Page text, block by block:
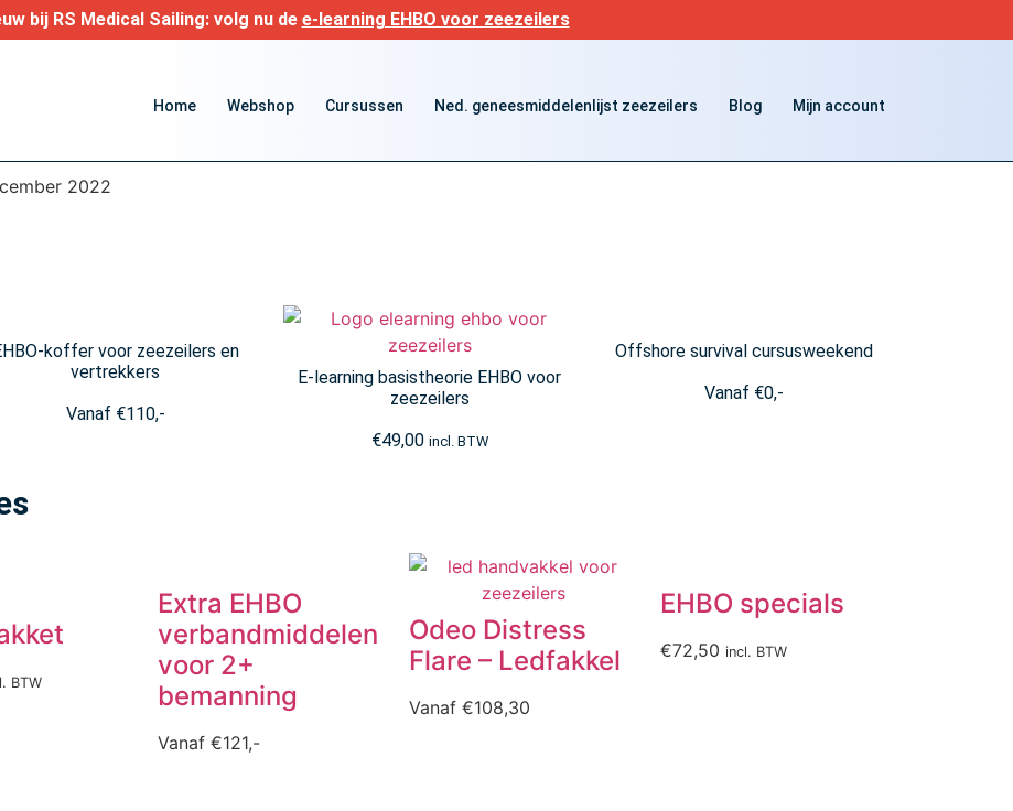
bij RS Medical Sailing: volg nu de e-learning EHBO voor zeezeilers
Home Webshop Cursussen Ned. geneesmiddelenlijst zeezeilers Blog Mijn account
2022
koffer voor zeezeilers en
vertrekkers
Vanaf €110,-
E-learning basistheorie EHBO voor
zeezeilers
€49,00 incl. BTW
Offshore survival cursusweekend
Vanaf €0,-
BTW
Extra EHBO
verbandmiddelen
voor 2+
bemanning
Vanaf €121,-
Odeo Distress
Flare – Ledfakkel
Vanaf €108,30
EHBO specials
€72,50 incl. BTW